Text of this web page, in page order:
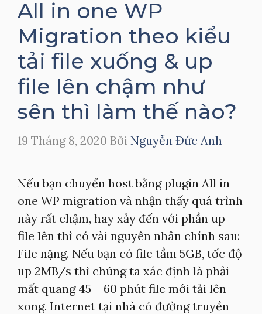
All in one WP
Migration theo kiểu
tải file xuống & up
file lên chậm như
sên thì làm thế nào?
19 Tháng 8, 2020 Bởi Nguyễn Đức Anh
Nếu bạn chuyển host bằng plugin All in
one WP migration và nhận thấy quá trình
này rất chậm, hay xảy đến với phần up
file lên thì có vài nguyên nhân chính sau:
File nặng. Nếu bạn có file tầm 5GB, tốc độ
up 2MB/s thì chúng ta xác định là phải
mất quãng 45 – 60 phút file mới tải lên
xong. Internet tại nhà có đường truyền